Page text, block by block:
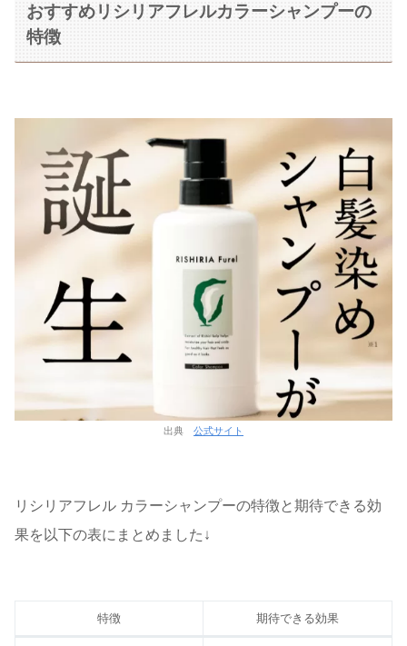
おすすめリシリアフレルカラーシャンプーの
特徴
出典 公式サイト
リシリアフレル カラーシャンプーの特徴と期待できる効
果を以下の表にまとめました↓
特徴 期待できる効果